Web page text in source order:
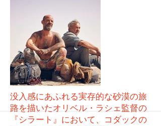
More
没入感にあふれる実存的な砂漠の旅
路を描いたオリベル・ラシェ監督の
『シラート』において、コダックの